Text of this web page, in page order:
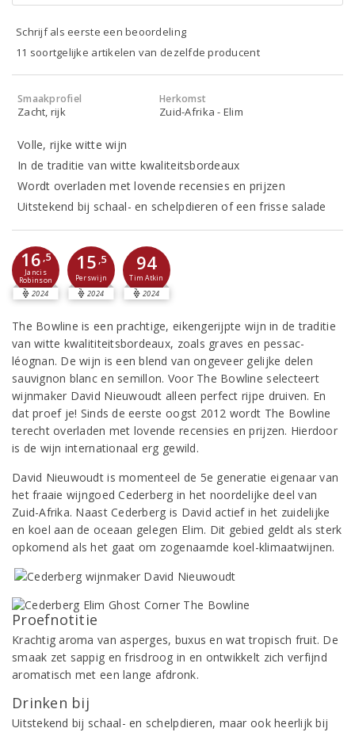
Schrijf als eerste een beoordeling
11 soortgelijke artikelen van dezelfde producent
Smaakprofiel
Zacht, rijk
Herkomst
Zuid-Afrika - Elim
Volle, rijke witte wijn
In de traditie van witte kwaliteitsbordeaux
Wordt overladen met lovende recensies en prijzen
Uitstekend bij schaal- en schelpdieren of een frisse salade
16 ,5
Jancis
Robinson
2024
15 ,5
Perswijn
2024
94
Tim Atkin
2024
The Bowline is een prachtige, eikengerijpte wijn in de traditie
van witte kwalititeitsbordeaux, zoals graves en pessac-
léognan. De wijn is een blend van ongeveer gelijke delen
sauvignon blanc en semillon. Voor The Bowline selecteert
wijnmaker David Nieuwoudt alleen perfect rijpe druiven. En
dat proef je! Sinds de eerste oogst 2012 wordt The Bowline
terecht overladen met lovende recensies en prijzen. Hierdoor
is de wijn internationaal erg gewild.
David Nieuwoudt is momenteel de 5e generatie eigenaar van
het fraaie wijngoed Cederberg in het noordelijke deel van
Zuid-Afrika. Naast Cederberg is David actief in het zuidelijke
en koel aan de oceaan gelegen Elim. Dit gebied geldt als sterk
opkomend als het gaat om zogenaamde koel-klimaatwijnen.
Proefnotitie
Krachtig aroma van asperges, buxus en wat tropisch fruit. De
smaak zet sappig en frisdroog in en ontwikkelt zich verfijnd
aromatisch met een lange afdronk.
Drinken bij
Uitstekend bij schaal- en schelpdieren, maar ook heerlijk bij